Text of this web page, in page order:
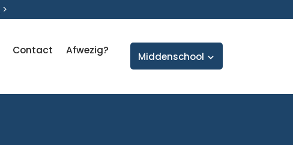
>
Contact Afwezig?
Middenschool